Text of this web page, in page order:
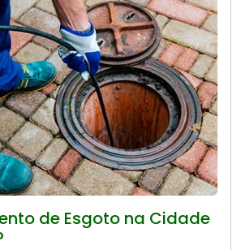
de Esgoto na Cidade